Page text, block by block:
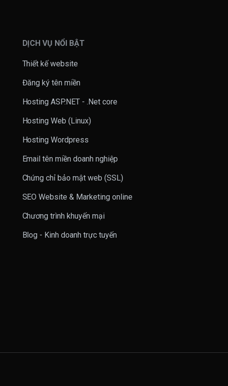
DỊCH VỤ NỔI BẬT
Thiết kế website
Đăng ký tên miền
Hosting ASP.NET - .Net core
Hosting Web (Linux)
Hosting Wordpress
Email tên miền doanh nghiệp
Chứng chỉ bảo mật web (SSL)
SEO Website & Marketing online
Chương trình khuyến mại
Blog - Kinh doanh trực tuyến